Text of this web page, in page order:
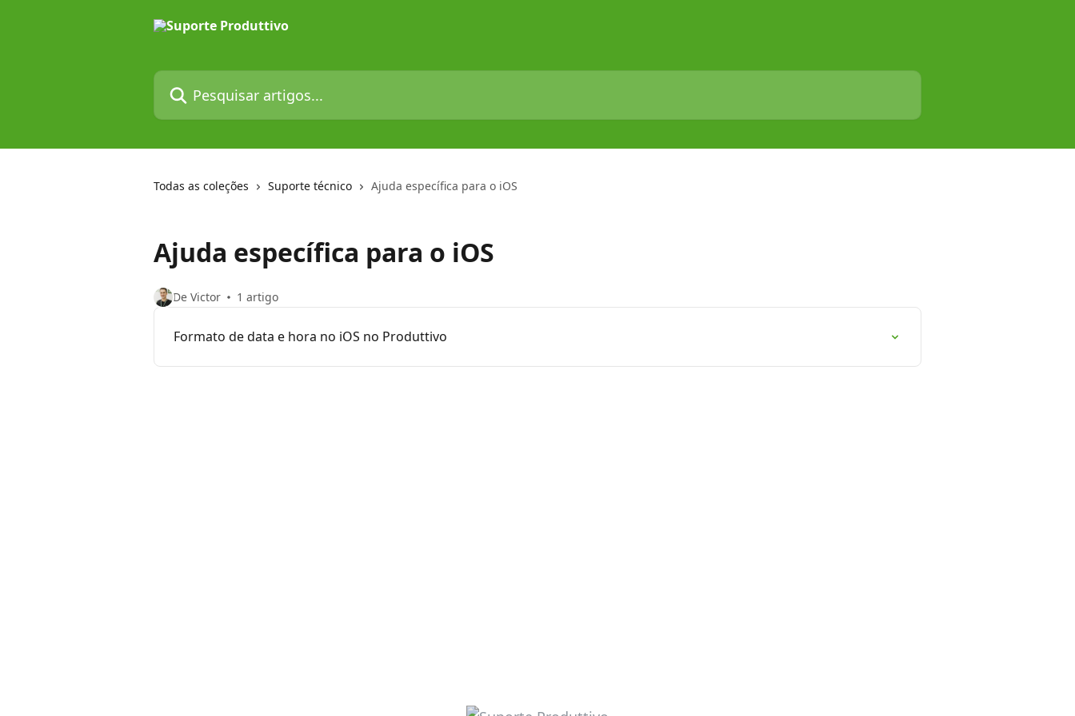
Pesquisar artigos...
Todas as coleções Suporte técnico Ajuda específica para o iOS
Ajuda específica para o iOS
De Victor 1 artigo
Formato de data e hora no iOS no Produttivo